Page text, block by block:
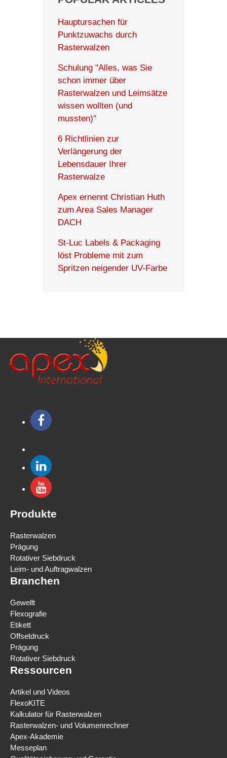
Hauptursachen für
Punktzuwachs durch
Rasterwalzen
Schulung "Alles, was Sie
schon immer über
Rasterwalzen und Leimsätze
wissen wollten (und
mussten)"
6 Richtlinien zur
Verlängerung der
Lebensdauer Ihrer
Rasterwalze
Apex ernennt Christian Huth
zum Area Sales Manager
DACH
St-Luc Labels & Packaging
löst Probleme mit zum
Spritzen neigender UV-Farbe
Produkte
Rasterwalzen
Prägung
Rotativer Siebdruck
Leim- und Auftragwalzen
Branchen
Gewellt
Flexografie
Etikett
Offsetdruck
Prägung
Rotativer Siebdruck
Ressourcen
Artikel und Videos
FlexoKITE
Kalkulator für Rasterwalzen
Rasterwalzen- und Volumenrechner
Apex-Akademie
Messeplan